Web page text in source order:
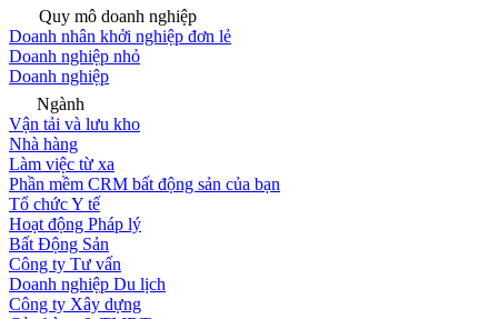
Quy mô doanh nghiệp
Doanh nhân khởi nghiệp đơn lẻ
Doanh nghiệp nhỏ
Doanh nghiệp
Ngành
Vận tải và lưu kho
Nhà hàng
Làm việc từ xa
Phần mềm CRM bất động sản của bạn
Tổ chức Y tế
Hoạt động Pháp lý
Bất Động Sản
Công ty Tư vấn
Doanh nghiệp Du lịch
Công ty Xây dựng